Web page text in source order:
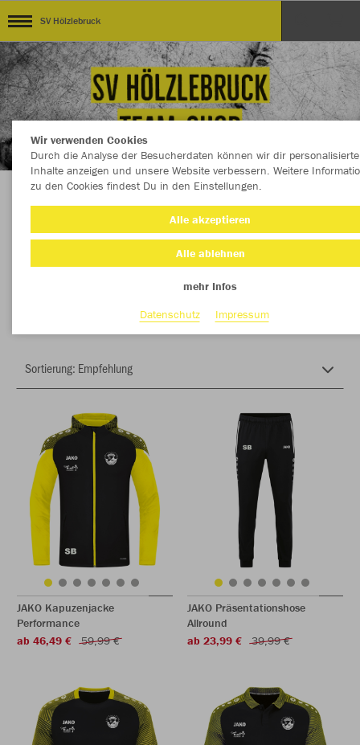
SV Hölzlebruck
Willkommen im offiziellen Team-Shop des SV
Hölzlebruck!
Farbe
JAKO Kapuzenjacke
Performance
ab 46,49 €
59,99 €
JAKO Präsentationshose
Allround
ab 23,99 €
39,99 €
Wir verwenden Cookies
Durch die Analyse der Besucherdaten können wir dir personalisierte
Inhalte anzeigen und unsere Website verbessern. Weitere
zu den Cookies findest Du in den Einstellungen.
Alle akzeptieren
Alle ablehnen
mehr Infos
Datenschutz
Impressum